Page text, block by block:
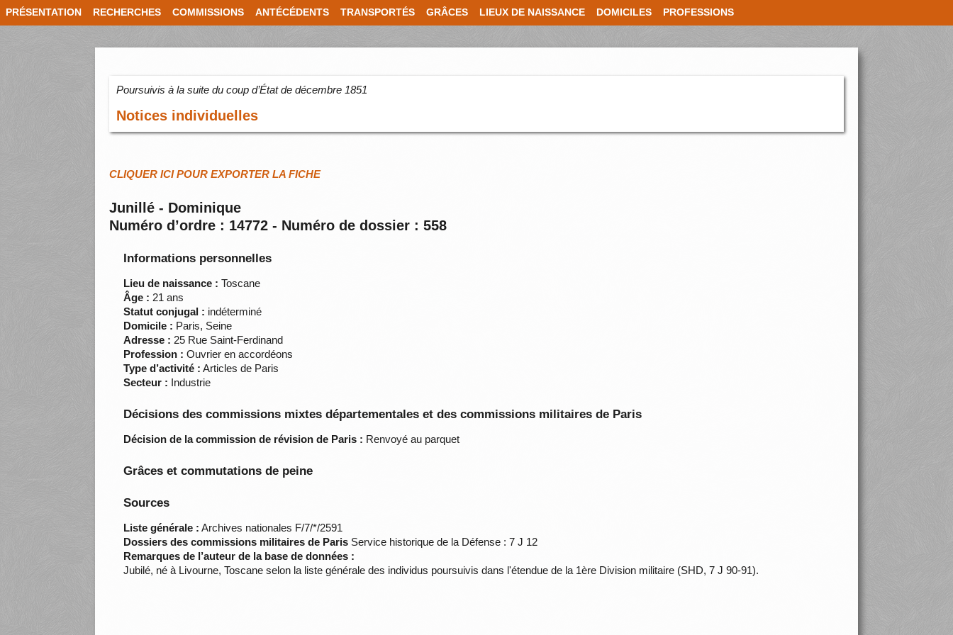
PRÉSENTATION RECHERCHES COMMISSIONS ANTÉCÉDENTS TRANSPORTÉS GRÂCES LIEUX DE NAISSANCE DOMICILES PROFESSIONS
Poursuivis à la suite du coup d’État de décembre 1851
Notices individuelles
CLIQUER ICI POUR EXPORTER LA FICHE
Junillé - Dominique
Numéro d’ordre : 14772 - Numéro de dossier : 558
Informations personnelles
Lieu de naissance : Toscane
Âge : 21 ans
Statut conjugal : indéterminé
Domicile : Paris, Seine
Adresse : 25 Rue Saint-Ferdinand
Profession : Ouvrier en accordéons
Type d’activité : Articles de Paris
Secteur : Industrie
Décisions des commissions mixtes départementales et des commissions militaires de Paris
Décision de la commission de révision de Paris : Renvoyé au parquet
Grâces et commutations de peine
Sources
Liste générale : Archives nationales F/7/*/2591
Dossiers des commissions militaires de Paris Service historique de la Défense : 7 J 12
Remarques de l’auteur de la base de données :
Jubilé, né à Livourne, Toscane selon la liste générale des individus poursuivis dans l'étendue de la 1ère Division militaire (SHD, 7 J 90-91).